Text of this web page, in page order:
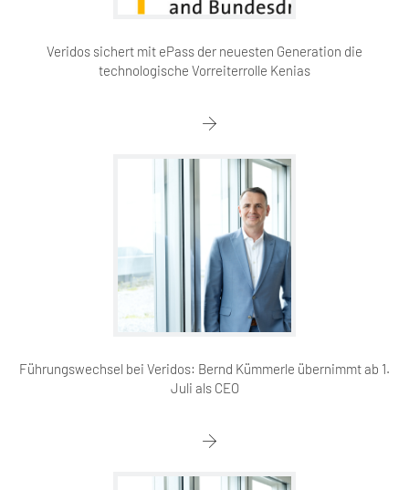
Veridos sichert mit ePass der neuesten Generation die
technologische Vorreiterrolle Kenias
Führungswechsel bei Veridos: Bernd Kümmerle übernimmt ab 1.
Juli als CEO